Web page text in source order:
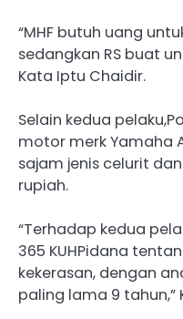
“MHF butuh uang
sedangkan RS buat
Kata Iptu Chaidir.
Selain kedua
motor merk Yamaha
sajam jenis celurit
rupiah.
“Terhadap kedua
365 KUHPidana
kekerasan, dengan
paling lama 9 tahun,”